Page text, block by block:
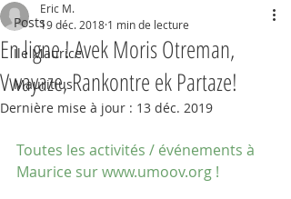
Posts
Ile Maurice
Mauritius
En ligne ! Avek Moris Otreman,
Vwayaze, Rankontre ek Partaze!
Eric M.
19 déc. 2018 1 min de lecture
Dernière mise à jour : 13 déc. 2019
Toutes les activités / événements à
Maurice sur www.umoov.org !